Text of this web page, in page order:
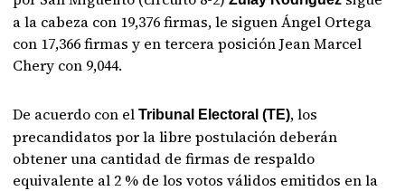
a la cabeza con 19,376 firmas, le siguen Ángel Ortega
con 17,366 firmas y en tercera posición Jean Marcel
Chery con 9,044.
De acuerdo con elTribunal Electoral (TE), los
precandidatos por la libre postulación deberán
obtener una cantidad de firmas de respaldo
equivalente al 2 % de los votos válidos emitidos en la